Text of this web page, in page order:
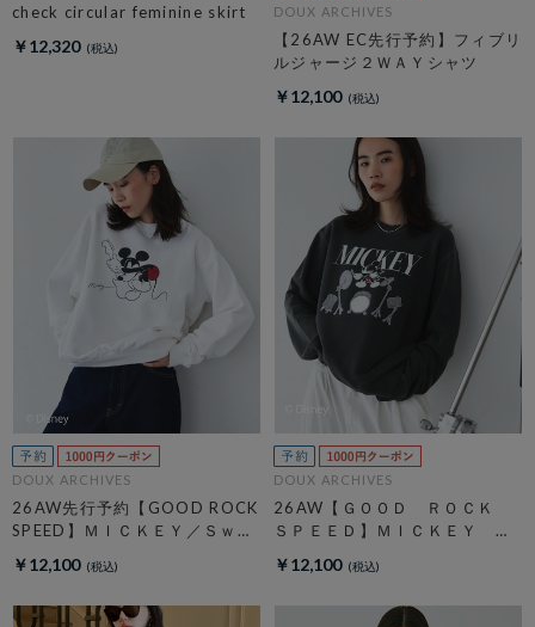
check circular feminine skirt
￥12,320
DOUX ARCHIVES
【26AW EC先行予約】フィブリ
ルジャージ２ＷＡＹシャツ
￥12,100
DOUX ARCHIVES
26AW先行予約【GOOD ROCK
SPEED】ＭＩＣＫＥＹ／Ｓｗｅ
￥12,100
DOUX ARCHIVES
26AW【ＧＯＯＤ ＲＯＣＫ
ＳＰＥＥＤ】ＭＩＣＫＥＹ
￥12,100